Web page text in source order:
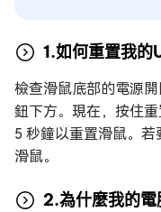
1.如何重置我的
檢查滑鼠底部的電源
鈕下方。現在，按住
5 秒鐘以重置滑鼠。
滑鼠。
2.為什麼我的電